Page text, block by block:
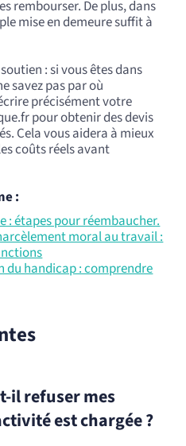
rembourser. De plus, dans
mise en demeure suffit à
: si vous êtes dans
savez pas par où
précisément votre
pour obtenir des devis
Cela vous aidera à mieux
coûts réels avant
:
: étapes pour réembaucher.
moral au travail :
du handicap : comprendre
il refuser mes
est chargée ?